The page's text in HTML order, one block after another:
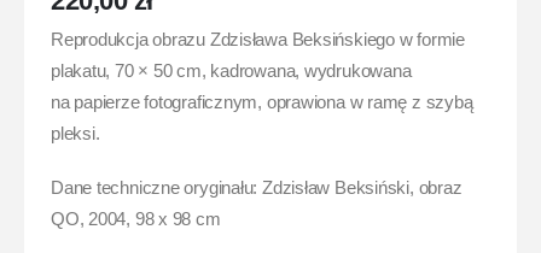
Reprodukcja obrazu Zdzisława Beksińskiego w formie
plakatu, 70 × 50 cm, kadrowana, wydrukowana
na papierze fotograficznym, oprawiona w ramę z szybą
pleksi.
Dane techniczne oryginału: Zdzisław Beksiński, obraz
QO, 2004, 98 x 98 cm